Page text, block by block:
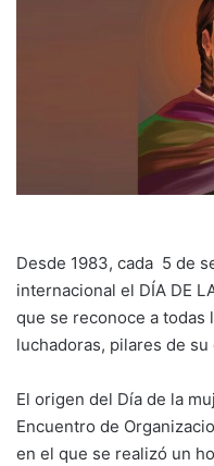
Desde 1983, cada 5 de
internacional el DÍA DE
que se reconoce a todas
luchadoras, pilares de su
El origen del Día de la
Encuentro de
en el que se realizó un